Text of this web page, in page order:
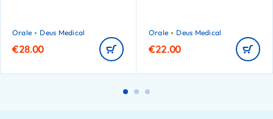
Orale Deus Medical
€28.00
Orale Deus Medical
€22.00